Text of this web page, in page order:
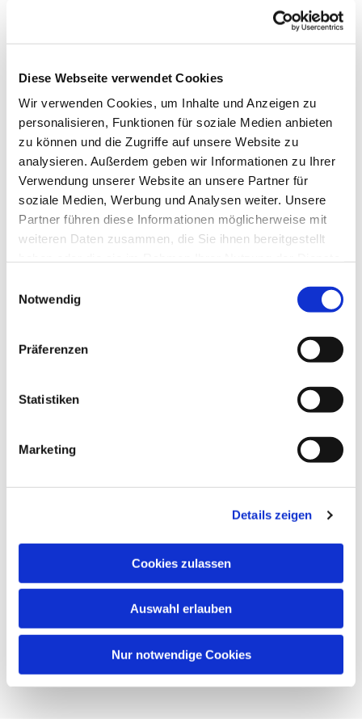
Diese Webseite verwendet Cookies
Wir verwenden Cookies, um Inhalte und Anzeigen zu
personalisieren, Funktionen für soziale Medien anbieten
zu können und die Zugriffe auf unsere Website zu
analysieren. Außerdem geben wir Informationen zu Ihrer
Verwendung unserer Website an unsere Partner für
soziale Medien, Werbung und Analysen weiter. Unsere
Partner führen diese Informationen möglicherweise mit
weiteren Daten zusammen, die Sie ihnen bereitgestellt
Notwendig
Präferenzen
Statistiken
Marketing
Details zeigen
Cookies zulassen
Auswahl erlauben
Nur notwendige Cookies
Dies könnte Sie auch
interessieren